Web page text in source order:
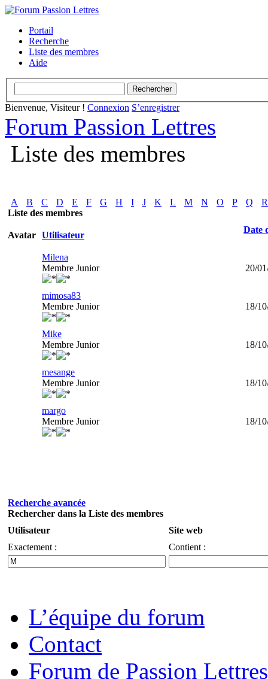
Portail
Recherche
Liste des membres
Aide
Bienvenue, Visiteur ! Connexion S’enregistrer
Forum Passion Lettres
Liste des membres
A B C D E F G H I J K L M N O P Q
R
Liste des membres
Avatar Utilisateur
Date
Milena
Membre Junior
20/
mimosa83
Membre Junior
18/
Mike
Membre Junior
18/
mesange
Membre Junior
18/
margo
Membre Junior
18/
Recherche avancée
Rechercher dans la Liste des membres
Utilisateur
Site web
Exactement :
Contient :
L’équipe du forum
Contact
Forum de Passion Lettres